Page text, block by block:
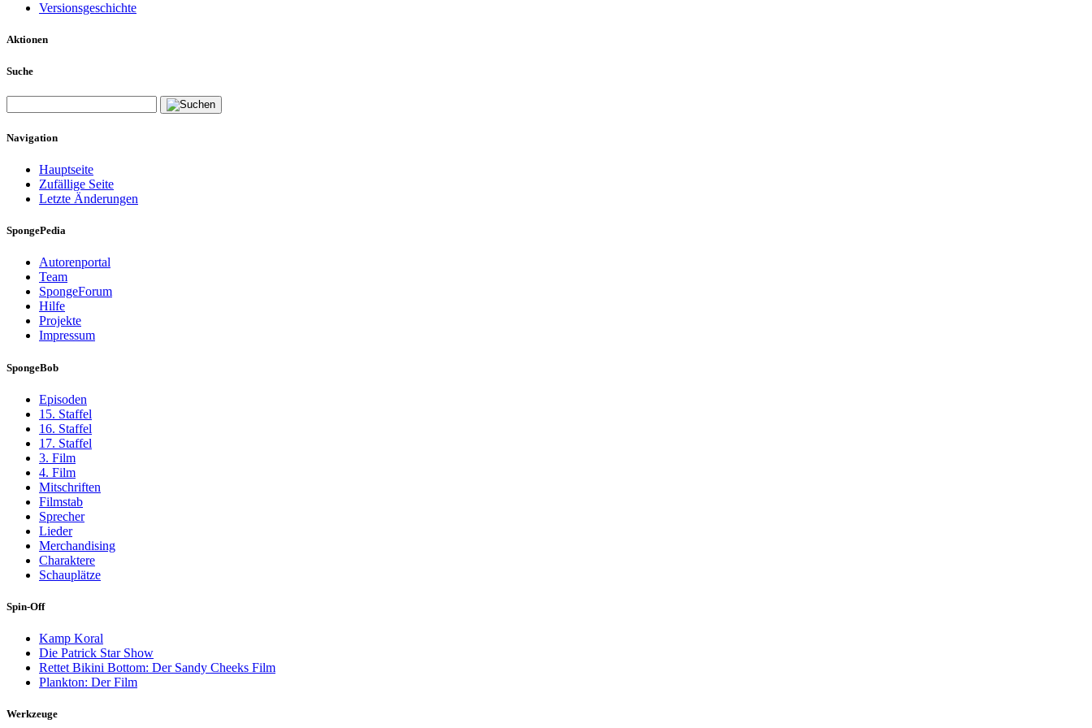
Versionsgeschichte
Aktionen
Suche
Navigation
Hauptseite
Zufällige Seite
Letzte Änderungen
SpongePedia
Autorenportal
Team
SpongeForum
Hilfe
Projekte
Impressum
SpongeBob
Episoden
15. Staffel
16. Staffel
17. Staffel
3. Film
4. Film
Mitschriften
Filmstab
Sprecher
Lieder
Merchandising
Charaktere
Schauplätze
Spin-Off
Kamp Koral
Die Patrick Star Show
Rettet Bikini Bottom: Der Sandy Cheeks Film
Plankton: Der Film
Werkzeuge